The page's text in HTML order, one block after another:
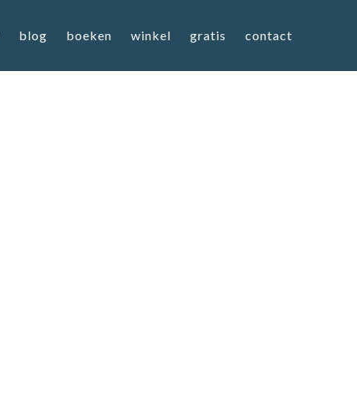
blog boeken winkel gratis contact